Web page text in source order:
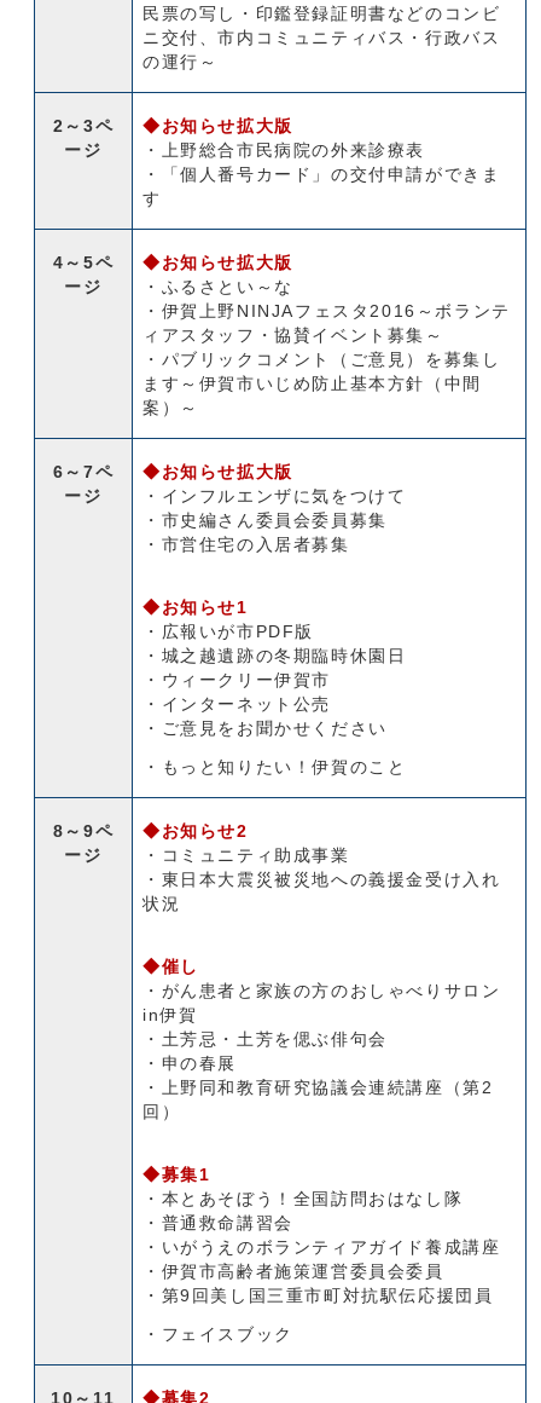
民票の写し・印鑑登録証明書などのコンビ
ニ交付、市内コミュニティバス・行政バス
の運行～
2～3ペ
ージ
◆お知らせ拡大版
・上野総合市民病院の外来診療表
・「個人番号カード」の交付申請ができま
す
4～5ペ
ージ
◆お知らせ拡大版
・ふるさとい～な
・伊賀上野NINJAフェスタ2016～ボランテ
ィアスタッフ・協賛イベント募集～
・パブリックコメント（ご意見）を募集し
ます～伊賀市いじめ防止基本方針（中間
案）～
6～7ペ
ージ
◆お知らせ拡大版
・インフルエンザに気をつけて
・市史編さん委員会委員募集
・市営住宅の入居者募集
◆お知らせ1
・広報いが市PDF版
・城之越遺跡の冬期臨時休園日
・ウィークリー伊賀市
・インターネット公売
・ご意見をお聞かせください
・もっと知りたい！伊賀のこと
8～9ペ
ージ
◆お知らせ2
・コミュニティ助成事業
・東日本大震災被災地への義援金受け入れ
状況
◆催し
・がん患者と家族の方のおしゃべりサロン
in伊賀
・土芳忌・土芳を偲ぶ俳句会
・申の春展
・上野同和教育研究協議会連続講座（第2
回）
◆募集1
・本とあそぼう！全国訪問おはなし隊
・普通救命講習会
・いがうえのボランティアガイド養成講座
・伊賀市高齢者施策運営委員会委員
・第9回美し国三重市町対抗駅伝応援団員
・フェイスブック
10～11 ◆募集2